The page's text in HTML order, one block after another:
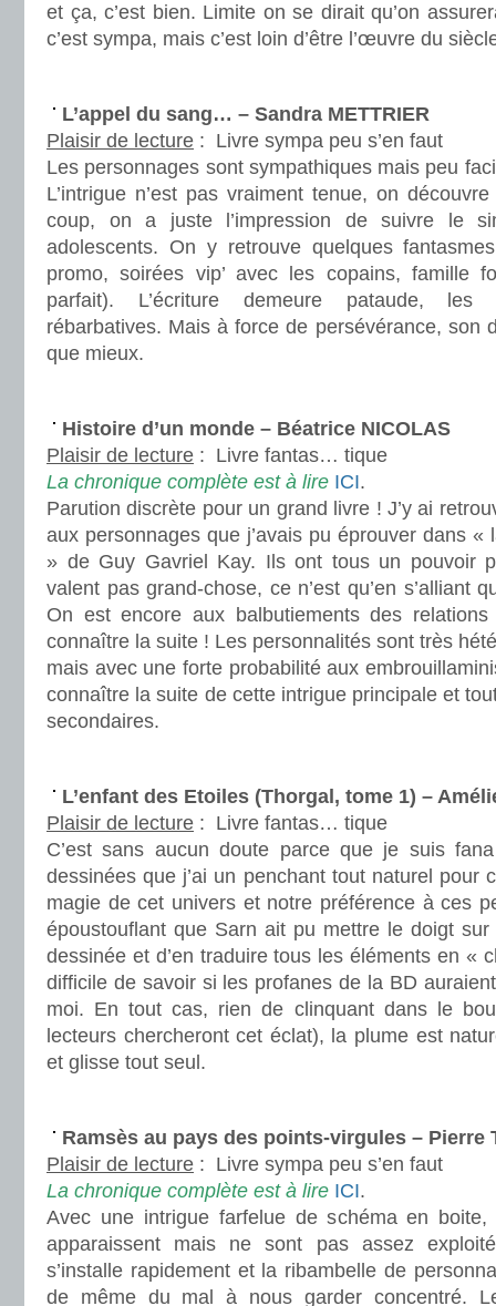
et ça, c’est bien. Limite on se dirait qu’on
c’est sympa, mais c’est loin d’être l’œuvre du
L’appel du sang… – Sandra METTRIER
Plaisir de lecture : Livre sympa peu s’en faut
Les personnages sont sympathiques mais peu
L’intrigue n’est pas vraiment tenue, on
coup, on a juste l’impression de suivre le
adolescents. On y retrouve quelques
promo, soirées vip’ avec les copains, famille
parfait). L’écriture demeure pataude, les
rébarbatives. Mais à force de persévérance, son
que mieux.
Histoire d’un monde – Béatrice NICOLAS
Plaisir de lecture : Livre fantas… tique
La chronique complète est à lire ICI.
Parution discrète pour un grand livre ! J’y ai
aux personnages que j’avais pu éprouver dans «
» de Guy Gavriel Kay. Ils ont tous un pouvoir
valent pas grand-chose, ce n’est qu’en s’alliant
On est encore aux balbutiements des
connaître la suite ! Les personnalités sont très
mais avec une forte probabilité aux
connaître la suite de cette intrigue principale et
secondaires.
L’enfant des Etoiles (Thorgal, tome 1) –
Plaisir de lecture : Livre fantas… tique
C’est sans aucun doute parce que je suis
dessinées que j’ai un penchant tout naturel pour
magie de cet univers et notre préférence à ces
époustouflant que Sarn ait pu mettre le doigt
dessinée et d’en traduire tous les éléments en «
difficile de savoir si les profanes de la BD
moi. En tout cas, rien de clinquant dans le
lecteurs chercheront cet éclat), la plume est
et glisse tout seul.
Ramsès au pays des points-virgules – Pierre
Plaisir de lecture : Livre sympa peu s’en faut
La chronique complète est à lire ICI.
Avec une intrigue farfelue de schéma en boite,
apparaissent mais ne sont pas assez
s’installe rapidement et la ribambelle de
de même du mal à nous garder concentré.